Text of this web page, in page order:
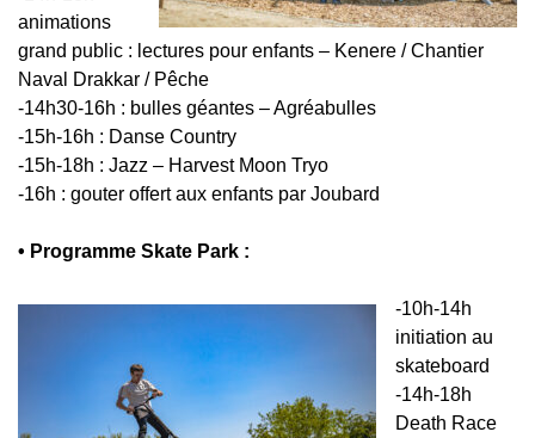
animations
grand public : lectures pour enfants – Kenere / Chantier
Naval Drakkar / Pêche
-14h30-16h : bulles géantes – Agréabulles
-15h-16h : Danse Country
-15h-18h : Jazz – Harvest Moon Tryo
-16h : gouter offert aux enfants par Joubard
• Programme Skate Park :
-10h-14h
initiation au
skateboard
-14h-18h
Death Race